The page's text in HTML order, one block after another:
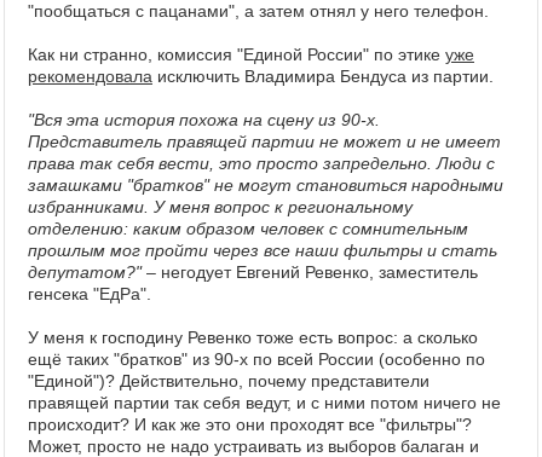
"пообщаться с пацанами", а затем отнял у него телефон.
Как ни странно, комиссия "Единой России" по этике уже
рекомендовала исключить Владимира Бендуса из партии.
"Вся эта история похожа на сцену из 90-х.
Представитель правящей партии не может и не имеет
права так себя вести, это просто запредельно. Люди с
замашками "братков" не могут становиться народными
избранниками. У меня вопрос к региональному
отделению: каким образом человек с сомнительным
прошлым мог пройти через все наши фильтры и стать
депутатом?"– негодует Евгений Ревенко, заместитель
генсека "ЕдРа".
У меня к господину Ревенко тоже есть вопрос: а сколько
ещё таких "братков" из 90-х по всей России (особенно по
"Единой")? Действительно, почему представители
правящей партии так себя ведут, и с ними потом ничего не
происходит? И как же это они проходят все "фильтры"?
Может, просто не надо устраивать из выборов балаган и